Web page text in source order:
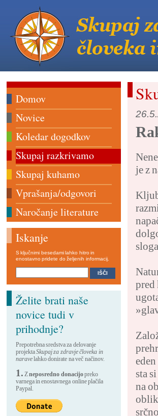
je z
pred
sta
na
Domov
Novice
Koledar dogodkov
Skupaj razkrivamo
Skupaj kuhamo
Vprašanja/odgovori
Naročanje literature
Iskanje
S ključnimi besedami lahko hitro in
enostavno pridete do željenih informacij.
Želite brati naše
novice tudi v
prihodnje?
Prepotrebna sredstva za delovanje
projektaSkupaj za zdravje človeka in
naravelahko donirate na več načinov.
1. Zneposredno donacijopreko
varnega in enostavnega online plačila
Paypal.